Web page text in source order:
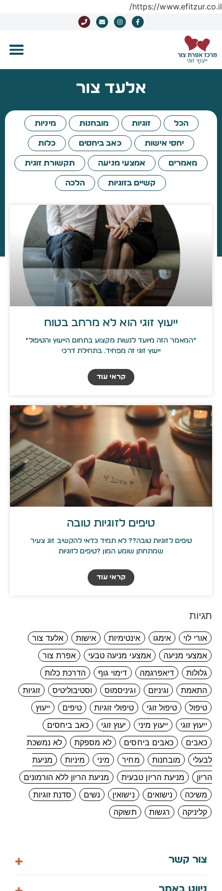
https://www.efitzur.co.il/
אלעד צור
הכל זוגיות מובחנות מיניות
יחסי אישות כאב ביחסים כלות
מאמרים אמצעי מניעה תקשורת זוגית
קשיים בזוגיות הלכה
ייעוץ זוגי הוא לא מרחב בטוח
*המאמר הזה מיועד לנשות מקצוע בתחום הייעוץ והטיפול*
ייעוץ זוגי זה מפחיד… בתחילת דרכי
קראי עוד
טיפים לזוגיות טובה
טיפים לזוגיות טובה?? לא תמיד כדאי להקשיב זוג צעיר
שמתחתן שומע המון ?טיפים לזוגיות
קראי עוד
תגיות
אורי לוי אימגו אינטימיות אישות
אלעד צור
אמצעי מניעה
אמצעי מניעה טבעי
אפרת צור
גלולות
דיאפרגמה דימוי גוף
הדרכת כלות
התאמת
וגיניזם וגיניסמוס וסטיבוליטיס
זוגיות
טיפול
טיפול זוגי טיפולי זוגיות טיפים
ייעוץ
ייעוץ זוגי
ייעוץ מיני יעוץ זוגי
כאב ביחסים
כאבים
כאבים ביחסים לא מספקת
לא נמשכת
לבעלי
מובחנות מחיר מיני מיניות
מניעת
הריון
מניעת הריון טבעית
מניעת הריון ללא הורמונים
משיכה
נישואים נישואין נשים
סדנת זוגיות
קליניקה
רגשות תשוקה
צור קשר
058-7448061
ניווט באתר